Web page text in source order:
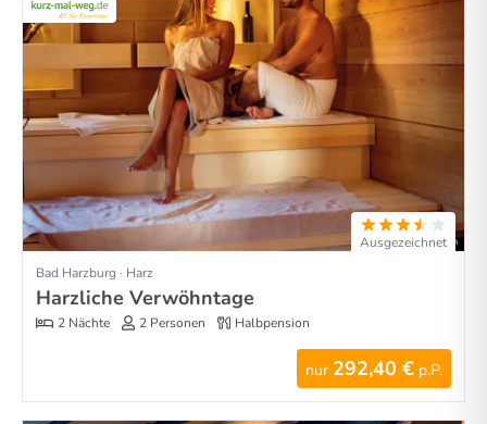
Ausgezeichnet
Bad Harzburg · Harz
Harzliche Verwöhntage
2 Nächte 2 Personen Halbpension
nur 292,40 € p.P.